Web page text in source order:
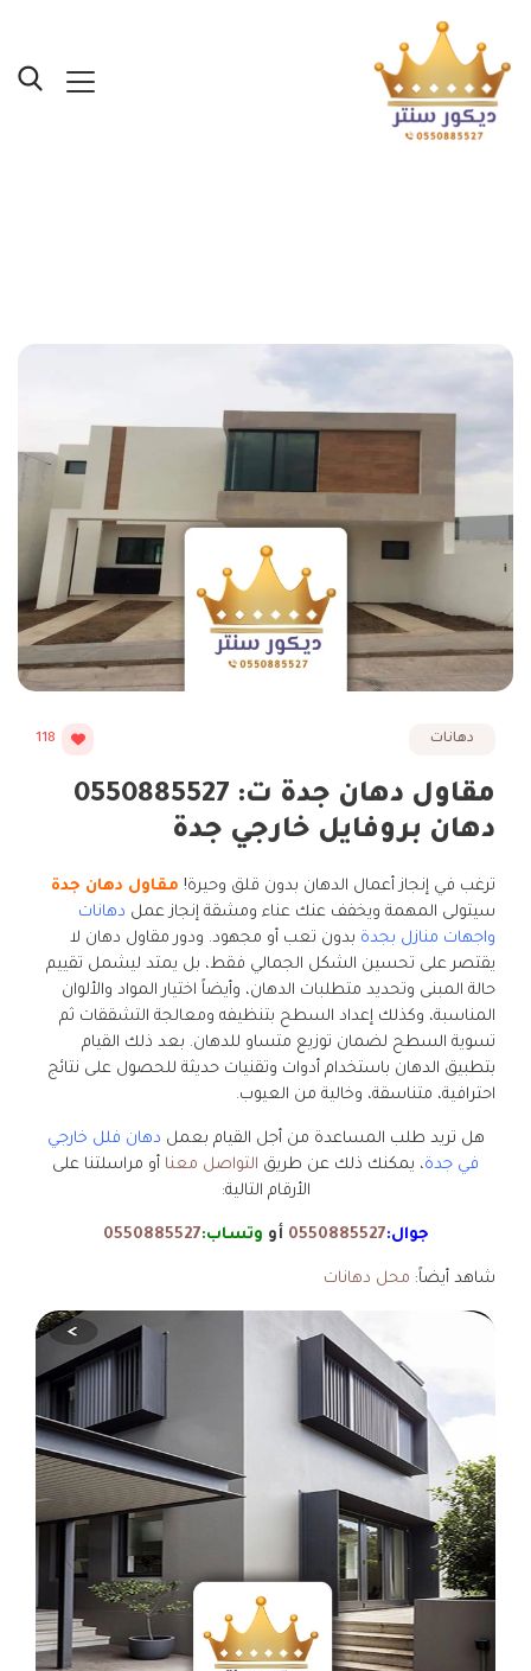
دهانات 118
مقاول دهان جدة ت: 0550885527
دهان بروفايل خارجي جدة
ترغب في إنجاز أعمال الدهان بدون قلق وحيرة! مقاول دهان جدة
سيتولى المهمة ويخفف عنك عناء ومشقة إنجاز عمل دهانات
واجهات منازل بجدة بدون تعب أو مجهود. ودور مقاول دهان لا
يقتصر على تحسين الشكل الجمالي فقط، بل يمتد ليشمل تقييم
حالة المبنى وتحديد متطلبات الدهان، وأيضاً اختيار المواد والألوان
المناسبة، وكذلك إعداد السطح بتنظيفه ومعالجة التشققات ثم
تسوية السطح لضمان توزيع متساو للدهان. بعد ذلك القيام
بتطبيق الدهان باستخدام أدوات وتقنيات حديثة للحصول على نتائج
احترافية، متناسقة، وخالية من العيوب.
هل تريد طلب المساعدة من أجل القيام بعمل دهان فلل خارجي
في جدة، يمكنك ذلك عن طريق التواصل معنا أو مراسلتنا على
الأرقام التالية:
جوال:0550885527 أو وتساب:0550885527
شاهد أيضاً: محل دهانات